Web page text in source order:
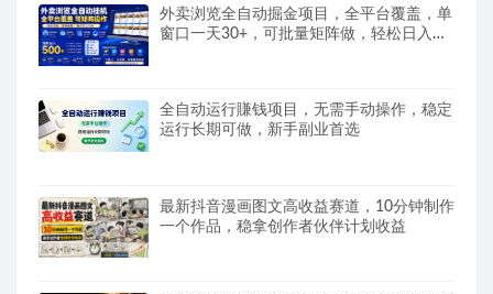
外卖浏览全自动掘金项目，全平台覆盖，单
窗口一天30+，可批量矩阵做，轻松日入
全自动运行賺钱项目，无需手动操作，稳定
运行长期可做，新手副业首选
最新抖音漫画图文高收益赛道，10分钟制作
一个作品，稳拿创作者伙伴计划收益